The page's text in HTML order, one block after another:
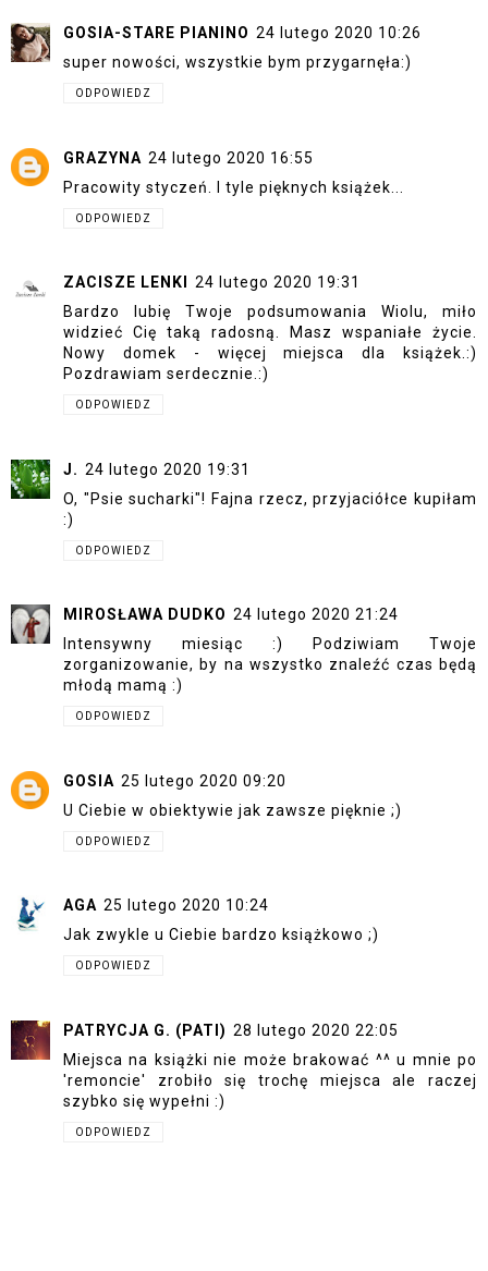
GOSIA-STARE PIANINO 24 lutego 2020 10:26
super nowości, wszystkie bym przygarnęła:)
ODPOWIEDZ
GRAZYNA 24 lutego 2020 16:55
Pracowity styczeń. I tyle pięknych książek...
ODPOWIEDZ
ZACISZE LENKI
24 lutego 2020 19:31
Bardzo lubię Twoje podsumowania Wiolu, miło
widzieć Cię taką radosną. Masz wspaniałe życie.
Nowy domek - więcej miejsca dla książek.:)
Pozdrawiam serdecznie.:)
ODPOWIEDZ
J. 24 lutego 2020 19:31
O, "Psie sucharki"! Fajna rzecz, przyjaciółce kupiłam
:)
ODPOWIEDZ
MIROSŁAWA DUDKO 24 lutego 2020 21:24
Intensywny miesiąc :) Podziwiam Twoje
zorganizowanie, by na wszystko znaleźć czas będą
młodą mamą :)
ODPOWIEDZ
GOSIA 25 lutego 2020 09:20
U Ciebie w obiektywie jak zawsze pięknie ;)
ODPOWIEDZ
AGA 25 lutego 2020 10:24
Jak zwykle u Ciebie bardzo książkowo ;)
ODPOWIEDZ
PATRYCJA G. (PATI) 28 lutego 2020 22:05
Miejsca na książki nie może brakować ^^ u mnie po
'remoncie' zrobiło się trochę miejsca ale raczej
szybko się wypełni :)
ODPOWIEDZ